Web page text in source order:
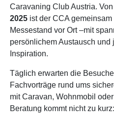
Caravaning Club Austria. Von
2025 ist der CCA
Messestand vor Ort –mit
persönlichem Austausch
Inspiration.
Täglich erwarten die
Fachvorträge rund ums
mit Caravan, Wohnmobil
Beratung kommt nicht zu